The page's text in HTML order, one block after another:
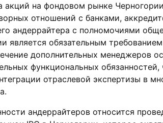
акций на фондовом рынке
отношений с банками,
андеррайтера с полномочиями
является обязательным
дополнительных менеджеров
функциональных
отраслевой экспертизы в
андеррайтеров относится